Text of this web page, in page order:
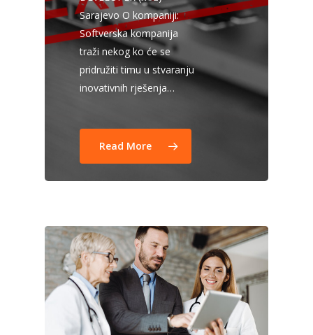
Sarajevo O kompaniji:
Softverska kompanija
traži nekog ko će se
pridružiti timu u stvaranju
inovativnih rješenja…
Read More